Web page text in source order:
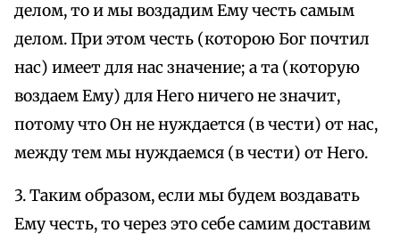
делом, то и мы воздадим Ему честь самым
делом. При этом честь (которою Бог почтил
нас) имеет для нас значение; а та (которую
воздаем Ему) для Него ничего не значит,
потому что Он не нуждается (в чести) от нас,
между тем мы нуждаемся (в чести) от Него.
3. Таким образом, если мы будем воздавать
Ему честь, то через это себе самим доставим